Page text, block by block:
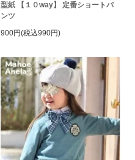
型紙 【１０way】 定番ショートパ
ンツ
900円(税込990円)